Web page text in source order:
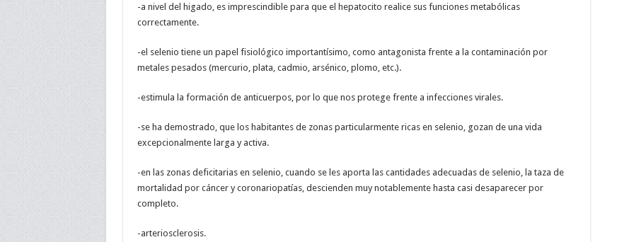
-a nivel del higado, es imprescindible para que el hepatocito realice sus funciones metabólicas
correctamente.
-el selenio tiene un papel fisiológico importantísimo, como antagonista frente a la contaminación por
metales pesados (mercurio, plata, cadmio, arsénico, plomo, etc.).
-estimula la formación de anticuerpos, por lo que nos protege frente a infecciones virales.
-se ha demostrado, que los habitantes de zonas particularmente ricas en selenio, gozan de una vida
excepcionalmente larga y activa.
-en las zonas deficitarias en selenio, cuando se les aporta las cantidades adecuadas de selenio, la taza de
mortalidad por cáncer y coronariopatías, descienden muy notablemente hasta casi desaparecer por
completo.
-arteriosclerosis.